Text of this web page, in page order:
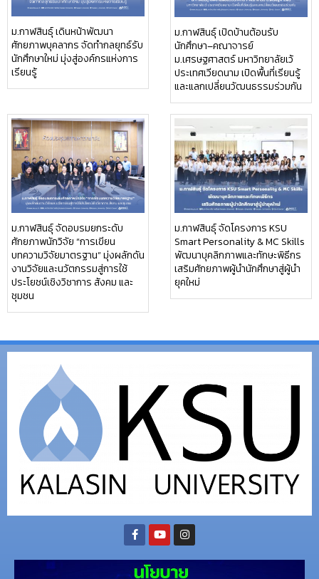
ม.กาฬสินธุ์ เดินหน้าพัฒนา
ศักยภาพบุคลากร จัดทำกลยุทธ์รับ
นักศึกษาใหม่ มุ่งสู่องค์กรแห่งการ
เรียนรู้
ม.กาฬสินธุ์ เปิดบ้านต้อนรับ
นักศึกษา–คณาจารย์
ม.เศรษฐศาสตร์ มหาวิทยาลัยเว้
ประเทศเวียดนาม เปิดพื้นที่เรียนรู้
และแลกเปลี่ยนวัฒนธรรมร่วมกัน
ม.กาฬสินธุ์ จัดอบรมยกระดับ
ศักยภาพนักวิจัย “การเขียน
บทความวิจัยมาตรฐาน” มุ่งผลักดัน
งานวิจัยและนวัตกรรมสู่การใช้
ประโยชน์เชิงวิชาการ สังคม และ
ชุมชน
ม.กาฬสินธุ์ จัดโครงการ KSU
Smart Personality & MC Skills
พัฒนาบุคลิกภาพและทักษะพิธีกร
เสริมศักยภาพผู้นำนักศึกษาสู่ผู้นำ
ยุคใหม่